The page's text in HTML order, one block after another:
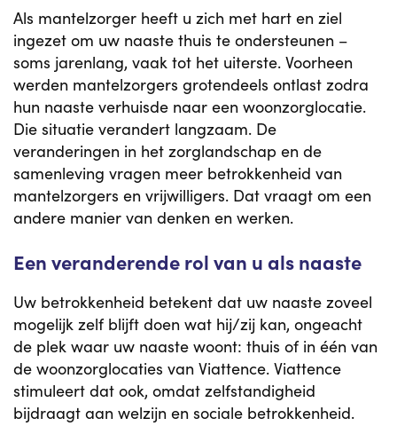
Als mantelzorger heeft u zich met hart en ziel
ingezet om uw naaste thuis te ondersteunen –
soms jarenlang, vaak tot het uiterste. Voorheen
werden mantelzorgers grotendeels ontlast zodra
hun naaste verhuisde naar een woonzorglocatie.
Die situatie verandert langzaam. De
veranderingen in het zorglandschap en de
samenleving vragen meer betrokkenheid van
mantelzorgers en vrijwilligers. Dat vraagt om een
andere manier van denken en werken.
Een veranderende rol van u als naaste
Uw betrokkenheid betekent dat uw naaste zoveel
mogelijk zelf blijft doen wat hij/zij kan, ongeacht
de plek waar uw naaste woont: thuis of in één van
de woonzorglocaties van Viattence. Viattence
stimuleert dat ook, omdat zelfstandigheid
bijdraagt aan welzijn en sociale betrokkenheid.